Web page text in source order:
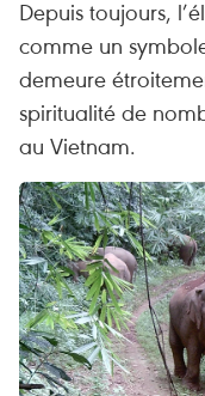
Depuis toujours,
comme un
demeure
spiritualité de
au Vietnam.